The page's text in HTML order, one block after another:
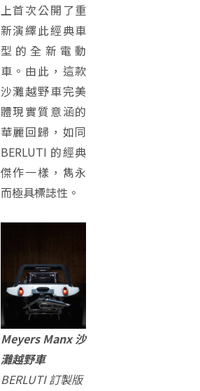
上首次公開了重
新演繹此經典車
型的全新電動
車。由此，這款
沙灘越野車完美
體現實質意涵的
華麗回歸，如同
BERLUTI 的經典
傑作一樣，雋永
而極具標誌性。
Meyers Manx 沙
灘越野車
BERLUTI 訂製版